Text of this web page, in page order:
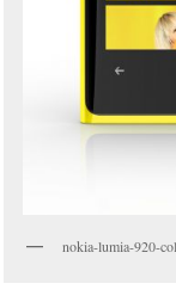
nokia-lumia-920-